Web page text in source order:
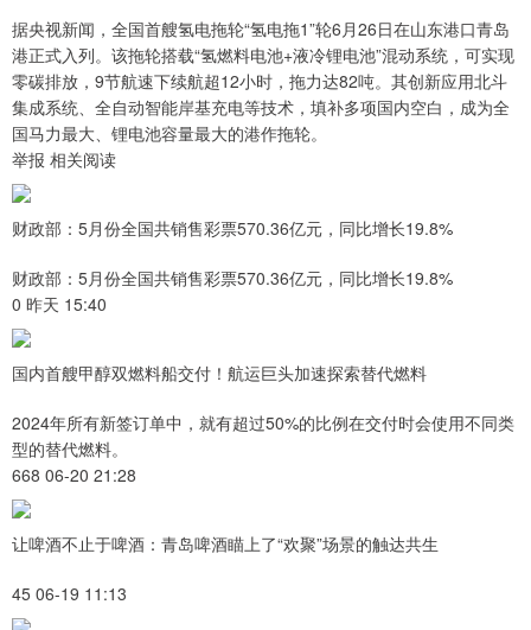
据央视新闻，全国首艘氢电拖轮“氢电拖1”轮6月26日在山东港口青岛
港正式入列。该拖轮搭载“氢燃料电池+液冷锂电池”混动系统，可实现
零碳排放，9节航速下续航超12小时，拖力达82吨。其创新应用北斗
集成系统、全自动智能岸基充电等技术，填补多项国内空白，成为全
国马力最大、锂电池容量最大的港作拖轮。
举报 相关阅读
财政部：5月份全国共销售彩票570.36亿元，同比增长19.8%
财政部：5月份全国共销售彩票570.36亿元，同比增长19.8%
0 昨天 15:40
国内首艘甲醇双燃料船交付！航运巨头加速探索替代燃料
2024年所有新签订单中，就有超过50%的比例在交付时会使用不同类
型的替代燃料。
668 06-20 21:28
让啤酒不止于啤酒：青岛啤酒瞄上了“欢聚”场景的触达共生
45 06-19 11:13